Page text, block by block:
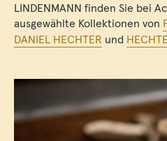
LINDENMANN finden Sie bei
ausgewählte Kollektionen von
DANIEL HECHTER und